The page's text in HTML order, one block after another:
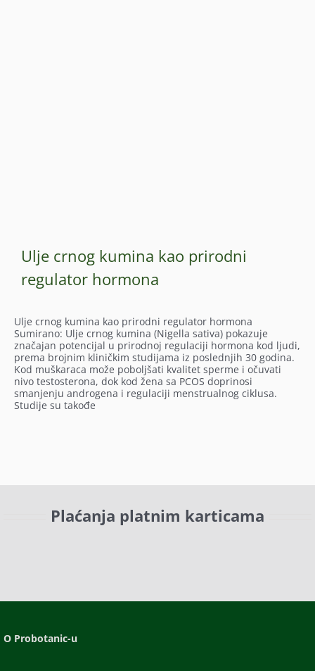
Ulje crnog kumina kao prirodni
regulator hormona
Ulje crnog kumina kao prirodni regulator hormona
Sumirano: Ulje crnog kumina (Nigella sativa) pokazuje
značajan potencijal u prirodnoj regulaciji hormona kod ljudi,
prema brojnim kliničkim studijama iz poslednjih 30 godina.
Kod muškaraca može poboljšati kvalitet sperme i očuvati
nivo testosterona, dok kod žena sa PCOS doprinosi
smanjenju androgena i regulaciji menstrualnog ciklusa.
Studije su takođe
Plaćanja platnim karticama
O Probotanic-u